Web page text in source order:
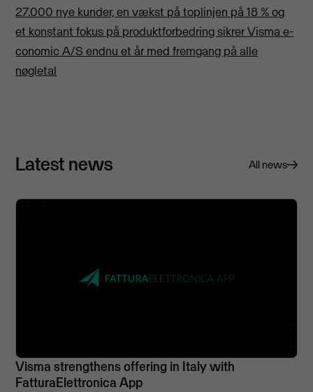
27.000 nye kunder, en vækst på toplinjen på 18 % og
et konstant fokus på produktforbedring sikrer Visma e-
conomic A/S endnu et år med fremgang på alle
nøgletal
Latest news All news
Visma strengthens offering in Italy with
FatturaElettronica App